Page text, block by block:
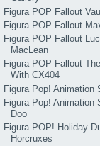
Figura POP Fallout
Figura POP Fallout
Figura POP Fallout
MacLean
Figura POP Fallout
With CX404
Figura Pop! Animation
Figura Pop! Animation
Doo
Figura POP! Holiday
Horcruxes